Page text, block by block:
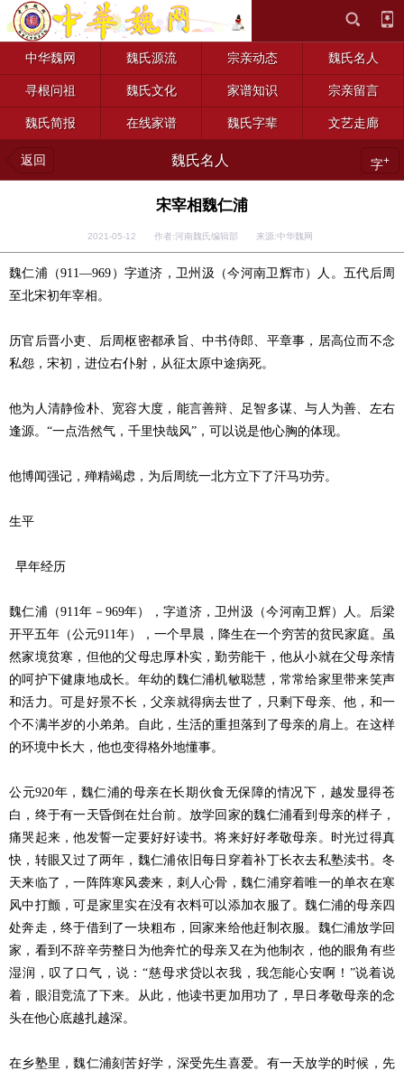
中华魏网 魏氏源流 宗亲动态 魏氏名人
寻根问祖 魏氏文化 家谱知识 宗亲留言
魏氏简报 在线家谱 魏氏字辈 文艺走廊
返回 魏氏名人 字+
宋宰相魏仁浦
2021-05-12 作者:河南魏氏编辑部 来源:中华魏网
魏仁浦（911—969）字道济，卫州汲（今河南卫辉市）人。五代后周
至北宋初年宰相。
历官后晋小吏、后周枢密都承旨、中书侍郎、平章事，居高位而不念
私怨，宋初，进位右仆射，从征太原中途病死。
他为人清静俭朴、宽容大度，能言善辩、足智多谋、与人为善、左右
逢源。“一点浩然气，千里快哉风”，可以说是他心胸的体现。
他博闻强记，殚精竭虑，为后周统一北方立下了汗马功劳。
生平
早年经历
魏仁浦（911年－969年），字道济，卫州汲（今河南卫辉）人。后梁
开平五年（公元911年），一个早晨，降生在一个穷苦的贫民家庭。虽
然家境贫寒，但他的父母忠厚朴实，勤劳能干，他从小就在父母亲情
的呵护下健康地成长。年幼的魏仁浦机敏聪慧，常常给家里带来笑声
和活力。可是好景不长，父亲就得病去世了，只剩下母亲、他，和一
个不满半岁的小弟弟。自此，生活的重担落到了母亲的肩上。在这样
的环境中长大，他也变得格外地懂事。
公元920年，魏仁浦的母亲在长期伙食无保障的情况下，越发显得苍
白，终于有一天昏倒在灶台前。放学回家的魏仁浦看到母亲的样子，
痛哭起来，他发誓一定要好好读书。将来好好孝敬母亲。时光过得真
快，转眼又过了两年，魏仁浦依旧每日穿着补丁长衣去私塾渎书。冬
天来临了，一阵阵寒风袭来，刺人心骨，魏仁浦穿着唯一的单衣在寒
风中打颤，可是家里实在没有衣料可以添加衣服了。魏仁浦的母亲四
处奔走，终于借到了一块粗布，回家来给他赶制衣服。魏仁浦放学回
家，看到不辞辛劳整日为他奔忙的母亲又在为他制衣，他的眼角有些
湿润，叹了口气，说：“慈母求贷以衣我，我怎能心安啊！”说着说
着，眼泪竞流了下来。从此，他读书更加用功了，早日孝敬母亲的念
头在他心底越扎越深。
在乡塾里，魏仁浦刻苦好学，深受先生喜爱。有一天放学的时候，先